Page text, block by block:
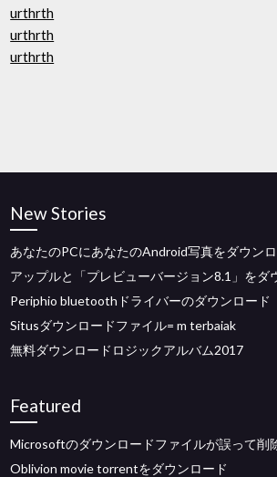
urthrth
urthrth
urthrth
New Stories
あなたのPCにあなたのAndroid写真をダウン
アップルと「プレビューバージョン8.1」をダ
Periphio bluetoothドライバーのダウンロード
Situsダウンロードファイル= m terbaiak
無料ダウンロードロジックアルバム2017
Featured
Microsoftのダウンロードファイルが誤って削
Oblivion movie torrentをダウンロード